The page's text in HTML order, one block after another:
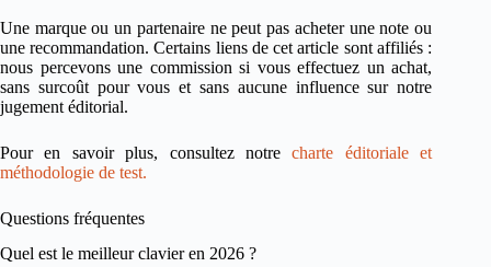
Une marque ou un partenaire ne peut pas acheter une note ou
une recommandation. Certains liens de cet article sont affiliés :
nous percevons une commission si vous effectuez un achat,
sans surcoût pour vous et sans aucune influence sur notre
jugement éditorial.
Pour en savoir plus, consultez notrecharte éditoriale et
méthodologie de test.
Questions fréquentes
Quel est le meilleur clavier en 2026 ?